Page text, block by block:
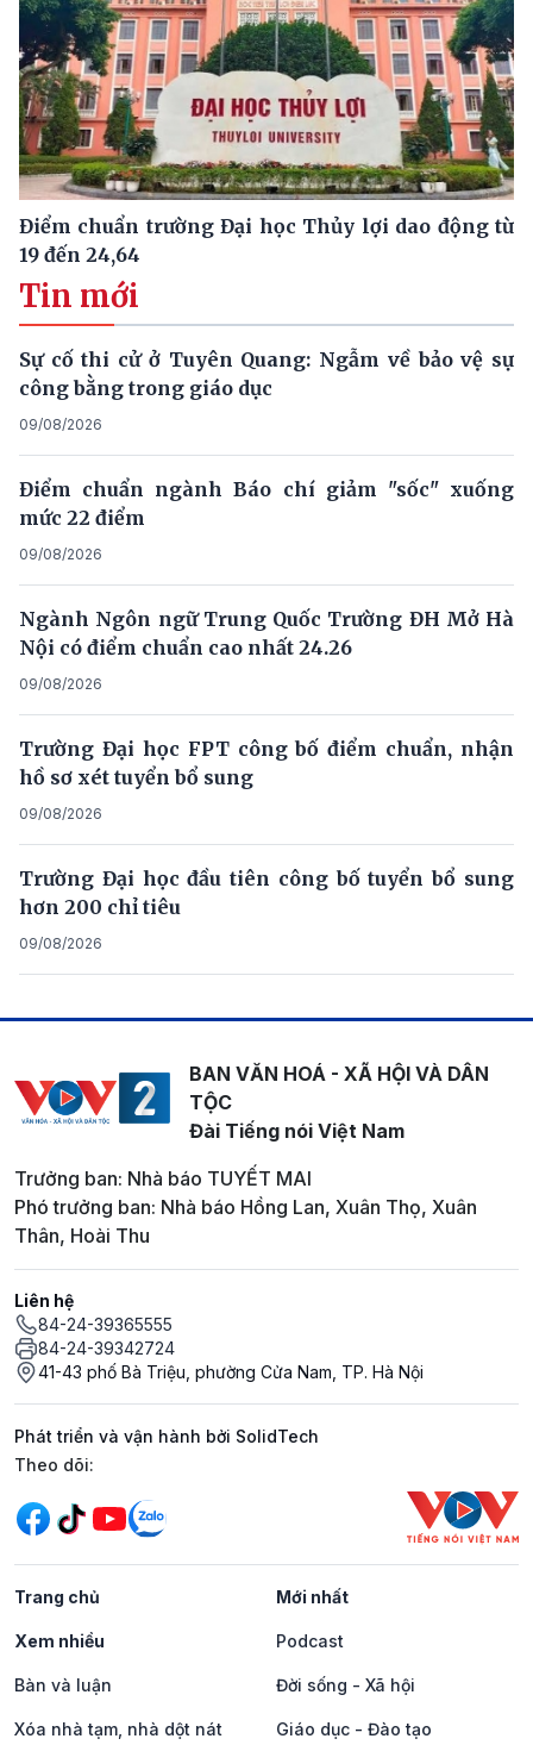
Điểm chuẩn trường Đại học Thủy lợi dao động từ
19 đến 24,64
Tin mới
Sự cố thi cử ở Tuyên Quang: Ngẫm về bảo vệ sự
công bằng trong giáo dục
09/08/2026
Điểm chuẩn ngành Báo chí giảm "sốc" xuống
mức 22 điểm
09/08/2026
Ngành Ngôn ngữ Trung Quốc Trường ĐH Mở Hà
Nội có điểm chuẩn cao nhất 24.26
09/08/2026
Trường Đại học FPT công bố điểm chuẩn, nhận
hồ sơ xét tuyển bổ sung
09/08/2026
Trường Đại học đầu tiên công bố tuyển bổ sung
hơn 200 chỉ tiêu
09/08/2026
BAN VĂN HOÁ - XÃ HỘI VÀ DÂN
TỘC
Đài Tiếng nói Việt Nam
Trưởng ban: Nhà báo TUYẾT MAI
Phó trưởng ban: Nhà báo Hồng Lan, Xuân Thọ, Xuân
Thân, Hoài Thu
Liên hệ
84-24-39365555
84-24-39342724
41-43 phố Bà Triệu, phường Cửa Nam, TP. Hà Nội
Phát triển và vận hành bởi SolidTech
Mạng xã hội
Theo dõi:
Trang chủ Mới nhất
Xem nhiều Podcast
Bàn và luận Đời sống - Xã hội
Xóa nhà tạm, nhà dột nát Giáo dục - Đào tạo